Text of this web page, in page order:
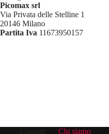
Picomax srl
Via Privata delle Stelline 1
20146 Milano
Partita Iva 11673950157
Chi siamo